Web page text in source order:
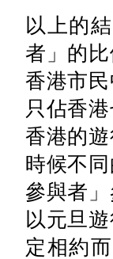
以上的
者」的
香港市
只佔香
香港的
時候不
參與者
以元旦
定相約